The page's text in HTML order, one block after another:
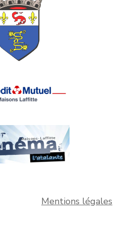
Mentions légales